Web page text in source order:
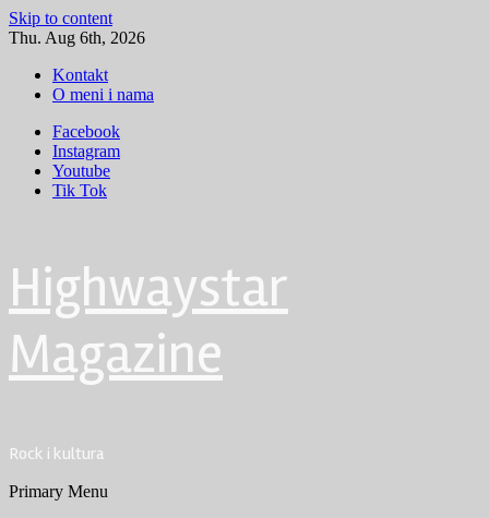
Skip to content
Thu. Aug 6th, 2026
Kontakt
O meni i nama
Facebook
Instagram
Youtube
Tik Tok
Highwaystar
Magazine
Rock i kultura
Primary Menu